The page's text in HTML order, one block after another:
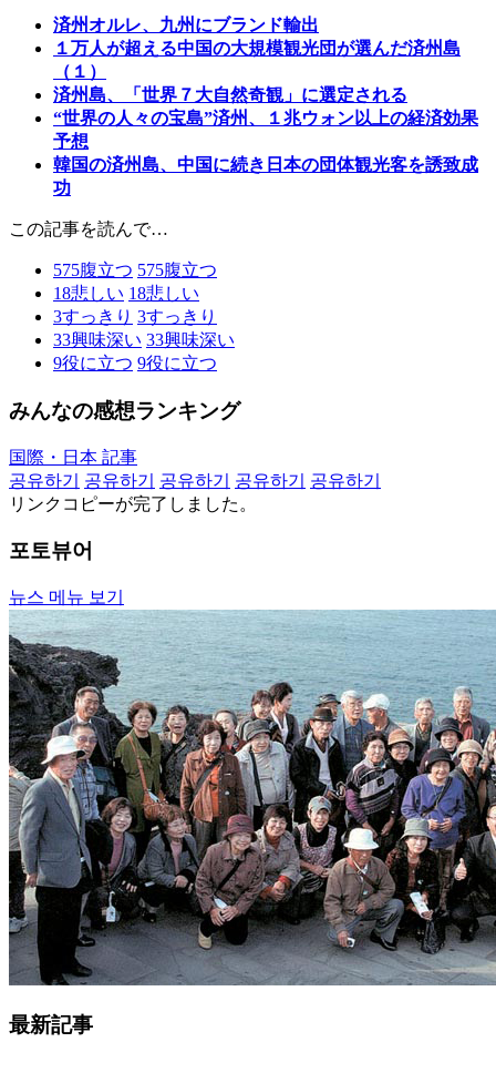
済州オルレ、九州にブランド輸出
１万人が超える中国の大規模観光団が選んだ済州島
（１）
済州島、「世界７大自然奇観」に選定される
“世界の人々の宝島”済州、１兆ウォン以上の経済効果
予想
韓国の済州島、中国に続き日本の団体観光客を誘致成
功
この記事を読んで…
575腹立つ 575腹立つ
18悲しい 18悲しい
3すっきり 3すっきり
33興味深い 33興味深い
9役に立つ 9役に立つ
みんなの感想ランキング
国際・日本 記事
공유하기
공유하기 공유하기 공유하기
공유하기
リンクコピーが完了しました。
포토뷰어
뉴스 메뉴 보기
最新記事